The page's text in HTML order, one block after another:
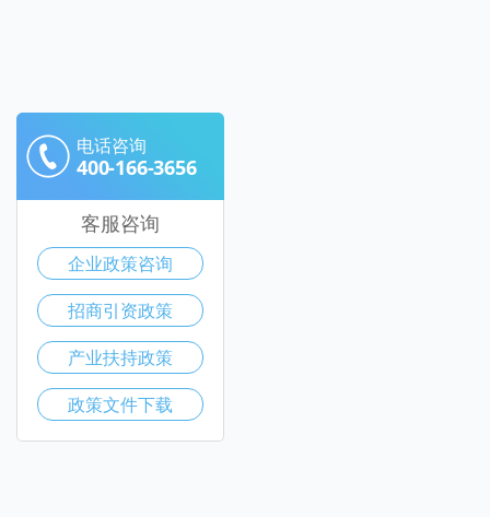
电话咨询
400-166-3656
客服咨询
企业政策咨询
招商引资政策
产业扶持政策
政策文件下载